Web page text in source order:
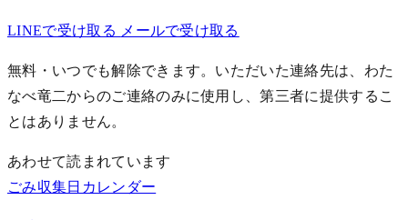
LINEで受け取る メールで受け取る
無料・いつでも解除できます。いただいた連絡先は、わた
なべ竜二からのご連絡のみに使用し、第三者に提供するこ
とはありません。
あわせて読まれています
ごみ収集日カレンダー